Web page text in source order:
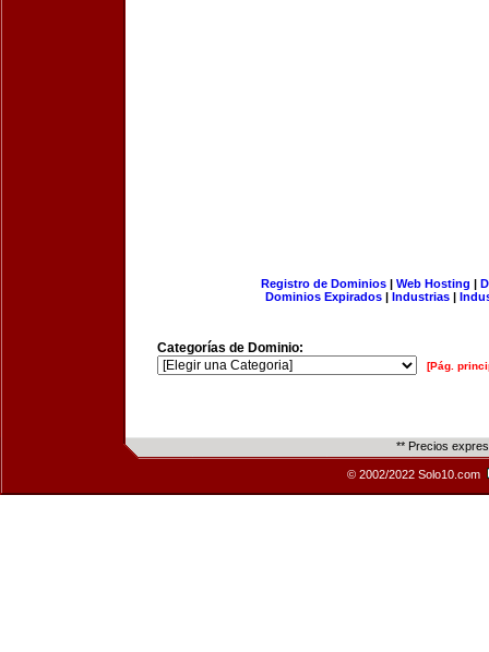
Registro de Dominios| Web Hosting |
Dominios Expirados | Industrias |
Categorías de Dominio:
[Pág.
** Precios
© 2002/2022 Solo10.com